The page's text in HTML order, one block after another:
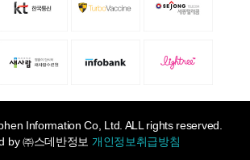
Information Co, Ltd. ALL rights reserved.
by㈜스데반정보 개인정보취급방침